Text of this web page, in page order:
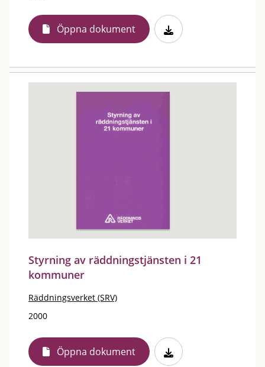
Öppna dokument
Styrning av räddningstjänsten i 21
kommuner
Räddningsverket (SRV)
2000
Öppna dokument